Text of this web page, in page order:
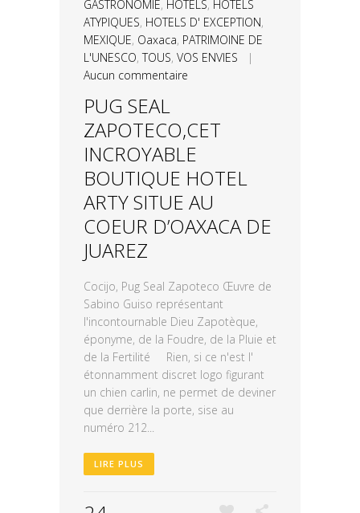
GASTRONOMIE, HOTELS, HOTELS
ATYPIQUES, HOTELS D' EXCEPTION,
MEXIQUE, Oaxaca, PATRIMOINE DE
L'UNESCO,TOUS, VOS ENVIES |
Aucun commentaire
PUG SEAL
ZAPOTECO,CET
INCROYABLE
BOUTIQUE HOTEL
ARTY SITUE AU
COEUR D’OAXACA DE
JUAREZ
Cocijo, Pug Seal Zapoteco Œuvre de
Sabino Guiso représentant
l'incontournable Dieu Zapotèque,
éponyme, de la Foudre, de la Pluie et
de la Fertilité Rien, si ce n'est l'
étonnamment discret logo figurant
un chien carlin, ne permet de deviner
que derrière la porte, sise au
numéro 212...
LIRE PLUS